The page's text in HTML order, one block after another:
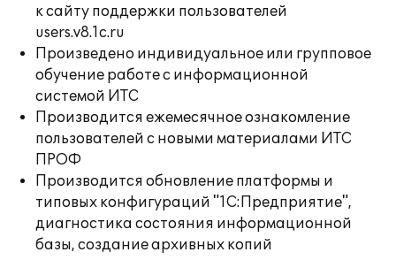
к сайту поддержки пользователей
users.v8.1c.ru
Произведено индивидуальное или групповое
обучение работе с информационной
системой ИТС
Производится ежемесячное ознакомление
пользователей с новыми материалами ИТС
ПРОФ
Производится обновление платформы и
типовых конфигураций "1С:Предприятие",
диагностика состояния информационной
базы, создание архивных копий